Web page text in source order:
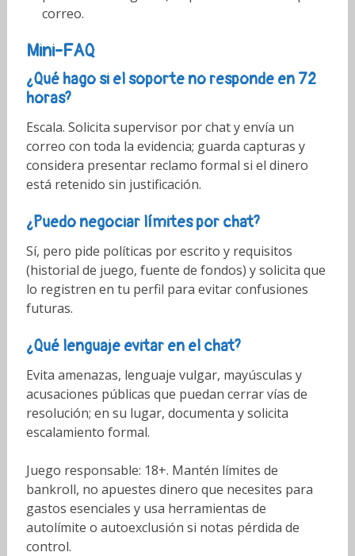
correo.
Mini-FAQ
¿Qué hago si el soporte no responde en 72
horas?
Escala. Solicita supervisor por chat y envía un
correo con toda la evidencia; guarda capturas y
considera presentar reclamo formal si el dinero
está retenido sin justificación.
¿Puedo negociar límites por chat?
Sí, pero pide políticas por escrito y requisitos
(historial de juego, fuente de fondos) y solicita que
lo registren en tu perfil para evitar confusiones
futuras.
¿Qué lenguaje evitar en el chat?
Evita amenazas, lenguaje vulgar, mayúsculas y
acusaciones públicas que puedan cerrar vías de
resolución; en su lugar, documenta y solicita
escalamiento formal.
Juego responsable: 18+. Mantén límites de
bankroll, no apuestes dinero que necesites para
gastos esenciales y usa herramientas de
autolímite o autoexclusión si notas pérdida de
control.